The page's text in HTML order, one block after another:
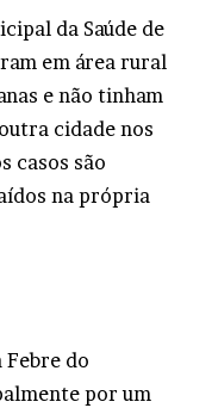
da Saúde de
em área rural
e não tinham
cidade nos
casos são
na própria
Febre do
por um